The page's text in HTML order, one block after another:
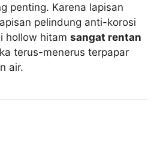
penting. Karena lapisan
pelindung anti-korosi
hollow hitamsangat rentan
terus-menerus terpapar
air.